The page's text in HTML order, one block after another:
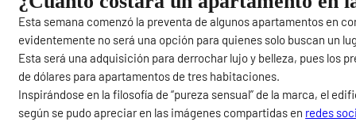
Esta semana comenzó la preventa de algunos apartamentos en
evidentemente no será una opción para quienes solo buscan un
Esta será una adquisición para derrochar lujo y belleza, pues los
de dólares para apartamentos de tres habitaciones.
Inspirándose en la filosofía de “pureza sensual” de la marca, el
según se pudo apreciar en las imágenes compartidas en redes